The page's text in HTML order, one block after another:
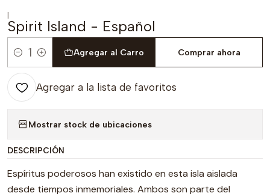
|
Spirit Island - Español
Cantidad
Agregar al Carro Comprar ahora
Agregar a la lista de favoritos
Mostrar stock de ubicaciones
DESCRIPCIÓN
Espíritus poderosos han existido en esta isla aislada
desde tiempos inmemoriales. Ambos son parte del